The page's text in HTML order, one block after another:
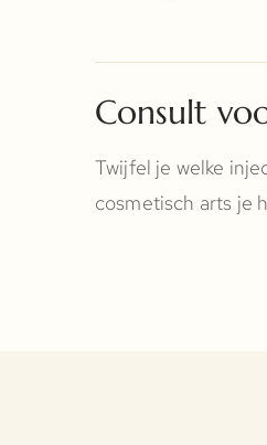
Consult
Twijfel je welke
cosmetisch arts je